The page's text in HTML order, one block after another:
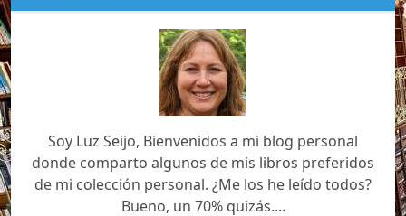
Soy Luz Seijo, Bienvenidos a mi blog personal
donde comparto algunos de mis libros preferidos
de mi colección personal. ¿Me los he leído todos?
Bueno, un 70% quizás....